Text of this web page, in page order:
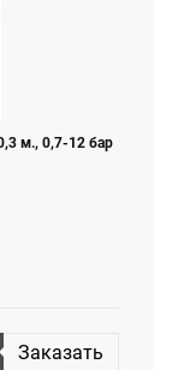
м., 0,7-12 бар
Заказать